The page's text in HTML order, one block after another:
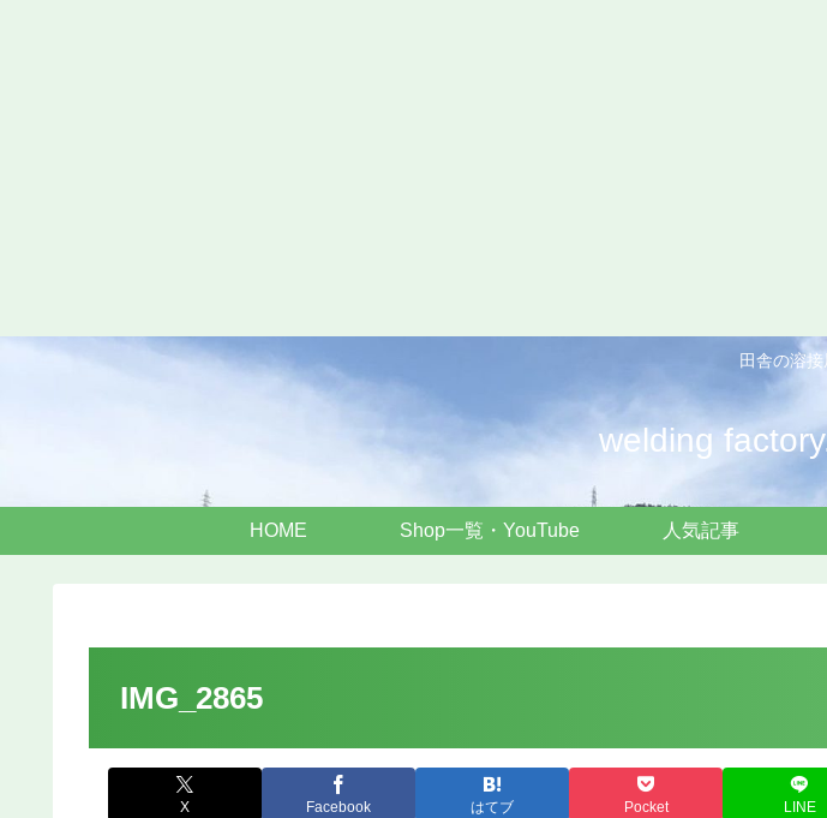
田舎の溶
welding
HOME Shop一覧・YouTube 人気記事
IMG_2865
X Facebook はてブ Pocket LINE